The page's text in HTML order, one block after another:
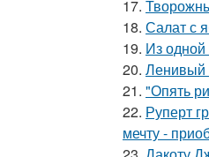
17.
18. Салат с
19. Из одной
20. Ленивый
21. "Опять
22. Руперт
мечту -